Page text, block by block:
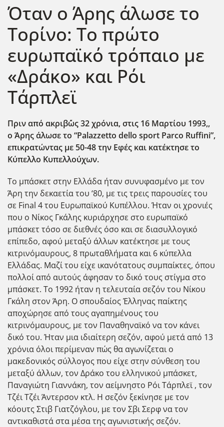
Όταν ο Άρης άλωσε το
Τορίνο: Το πρώτο
ευρωπαϊκό τρόπαιο με
«Δράκο» και Ρόι
Τάρπλεϊ
Πριν από ακριβ΄ώς 32 χρόνια, στις 16 Μαρτίου 1993,,
ο Άρης άλωσετο “Palazzetto dello sport Parco Ruffini”,
επικρατώντας με 50-48την Εφές και κατέκτησετο
Κύπελλο Κυπελλούχων.
Το μπάσκετ στην Ελλάδα ήταν συνυφασμένο με τον
Άρη την δεκαετία του ‘80, με τις τρεις παρουσίες του
σε Final 4 του Ευρωπαϊκού Κυπέλλου. Ήταν οι χρονιές
που ο Νίκος Γκάλης κυριάρχησε στο ευρωπαϊκό
μπάσκετ τόσο σε διεθνές όσο και σε διασυλλογικό
επίπεδο, αφού μεταξύ άλλων κατέκτησε με τους
κιτρινόμαυρους, 8 πρωταθλήματα και 6 κύπελλα
Ελλάδας. Μαζί του είχε ικανότατους συμπαίκτες, όπου
πολλοί από αυτούς άφησαν το δικό τους στίγμα στο
μπάσκετ. Το 1992 ήταν η τελευταία σεζόν του Νίκου
Γκάλη στον Άρη. Ο σπουδαίος Έλληνας παίκτης
αποχώρησε από τους αγαπημένους του
κιτρινόμαυρους, με τον Παναθηναϊκό να τον κάνει
δικό του. Ήταν μια ιδιαίτερη σεζόν, αφού μετά από 13
χρόνια όλοι περίμεναν πώς θα αγωνίζεται ο
μακεδονικός σύλλογος που είχε στην σύνθεση του
μεταξύ άλλων, τον Δράκο του ελληνικού μπάσκετ,
Παναγιώτη Γιαννάκη, τον αείμνηστο Ρόι Τάρπλεϊ , τον
Τζέι Τζέι Άντερσον κτλ. Η σεζόν ξεκίνησε με τον
κόουτς Στιβ Γιατζόγλου, με τον Σβι Σερφ να τον
αντικαθιστά στα μέσα της αγωνιστικής σεζόν.